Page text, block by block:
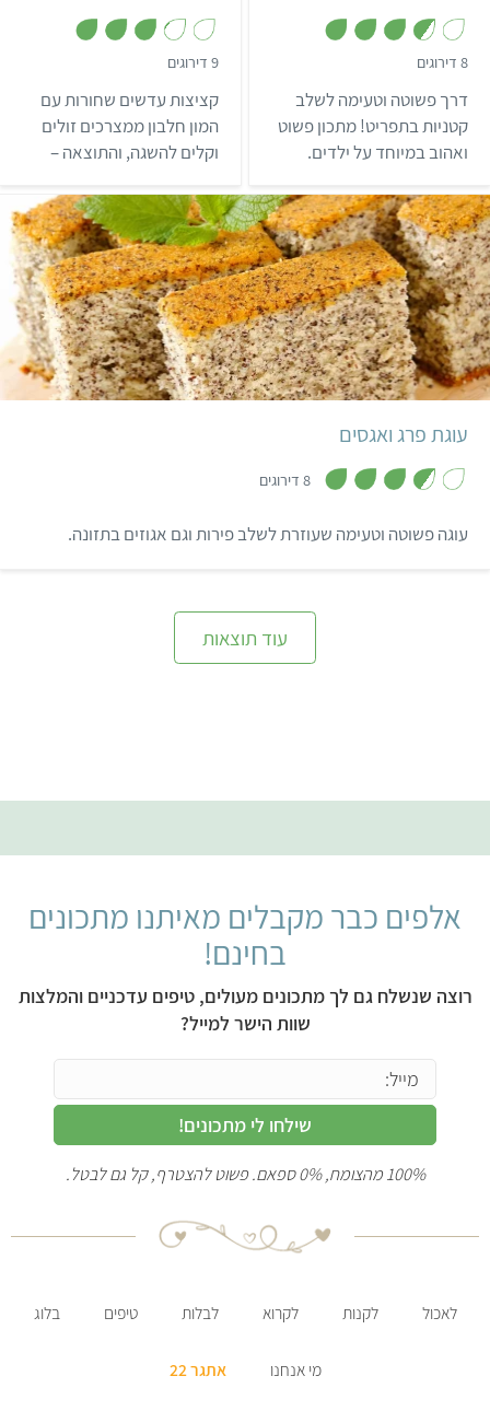
8 דירוגים
.
6
מ
ת
ו
דרך פשוטה וטעימה לשלב
קטניות בתפריט! מתכון פשוט
ואהוב במיוחד על ילדים.
ירקות.
9 דירוגים
.
2
מ
ת
ו
קציצות עדשים שחורות עם
המון חלבון ממצרכים זולים
וקלים להשגה, והתוצאה –
קל 50 דקות
עוגת פרג ואגסים
8 דירוגים
ת
עוגה פשוטה וטעימה שעוזרת לשלב פירות וגם אגוזים בתזונה.
עוד תוצאות
אלפים כבר מקבלים מאיתנו מתכונים
בחינם!
רוצה שנשלח גם לך מתכונים מעולים, טיפים עדכניים והמלצות
שוות הישר למייל?
שילחו לי מתכונים!
100% מהצומח, 0% ספאם. פשוט להצטרף, קל גם לבטל.
לאכול לקנות לקרוא לבלות טיפים בלוג
מי אנחנו אתגר 22